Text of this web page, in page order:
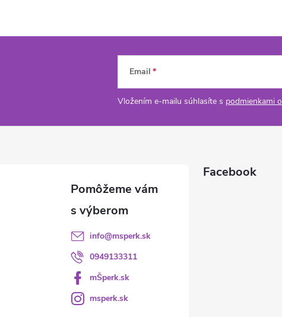
Email
Vložením e-mailu súhlasíte s podmienkami
info@msperk.sk
0949133311
mŠperk.sk
msperk.sk
Facebook